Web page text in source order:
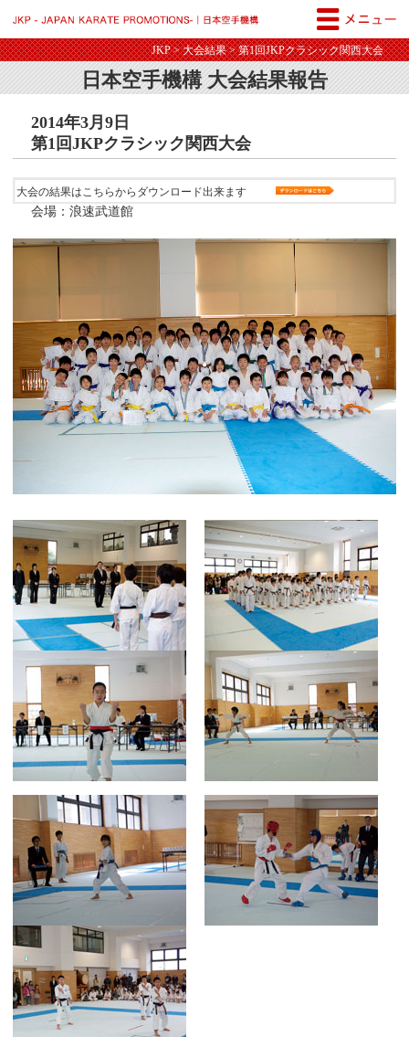
JKP>大会結果> 第1回JKPクラシック関西大会
日本空手機構 大会結果報告
2014年3月9日
第1回JKPクラシック関西大会
大会の結果はこちらからダウンロード出来ます
会場：浪速武道館